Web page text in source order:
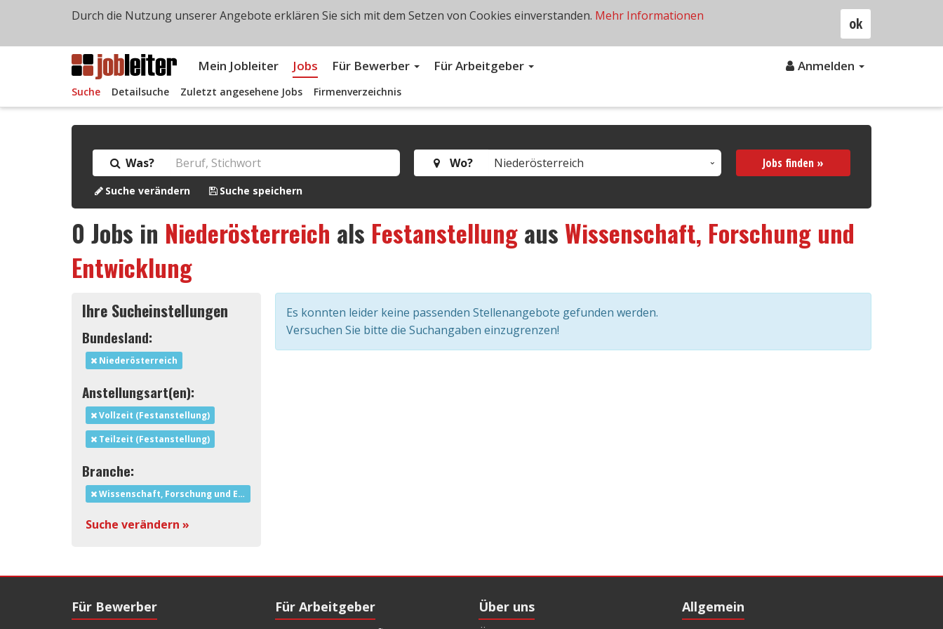
Mein Jobleiter Jobs Für Bewerber Für Arbeitgeber Anmelden
Suche Detailsuche Zuletzt angesehene Jobs Firmenverzeichnis
Was? Wo? Jobs finden »
Suche verändern Suche speichern
0 Jobs in Niederösterreich als Festanstellungaus Wissenschaft, Forschung und
Entwicklung
Ihre Sucheinstellungen
Bundesland:
Niederösterreich
Anstellungsart(en):
Vollzeit (Festanstellung)
Teilzeit (Festanstellung)
Branche:
Wissenschaft, Forschung und Entwicklung
Suche verändern »
Es konnten leider keine passenden Stellenangebote gefunden werden.
Versuchen Sie bitte die Suchangaben einzugrenzen!
Für Bewerber Für Arbeitgeber Über uns Allgemein
ok
Durch die Nutzung unserer Angebote erklären Sie sich mit dem Setzen von Cookies einverstanden. Mehr Informationen